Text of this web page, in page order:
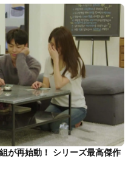
が再始動！ シリーズ最高傑作